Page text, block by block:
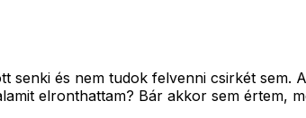
és nem tudok felvenni csirkét sem.
elronthattam? Bár akkor sem értem,